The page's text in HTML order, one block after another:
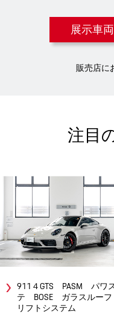
展示車両
販売店に
注目
911４GTS PASM パワ
テ BOSE ガラスルー
リフトシステム